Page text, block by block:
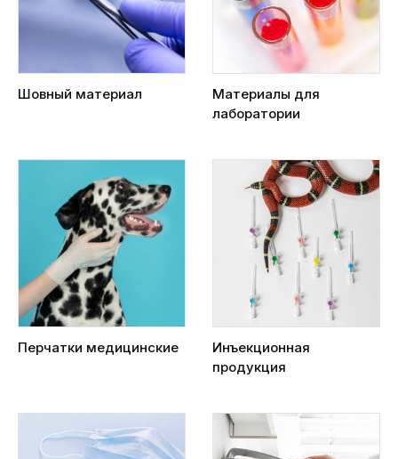
Шовный материал
Материалы для
лаборатории
Перчатки медицинские
Инъекционная
продукция